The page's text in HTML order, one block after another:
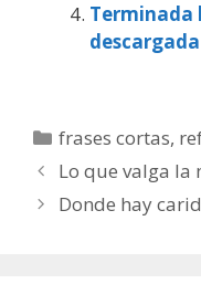
Terminada
descargada
Categorías
frases cortas,
Lo que valga la
Donde hay